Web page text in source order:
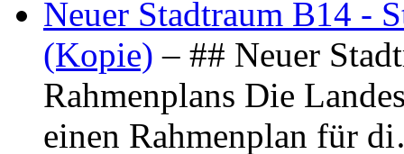
Neuer Stadtraum B14 -
(Kopie) – ## Neuer
Rahmenplans Die
einen Rahmenplan für